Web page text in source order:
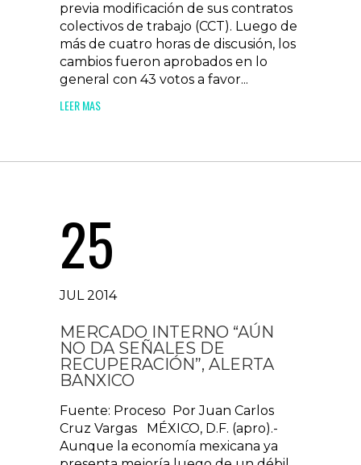
previa modificación de sus contratos
colectivos de trabajo (CCT). Luego de
más de cuatro horas de discusión, los
cambios fueron aprobados en lo
general con 43 votos a favor...
LEER MAS
25
JUL 2014
MERCADO INTERNO “AÚN
NO DA SEÑALES DE
RECUPERACIÓN”, ALERTA
BANXICO
Fuente: Proceso Por Juan Carlos
Cruz Vargas MÉXICO, D.F. (apro).-
Aunque la economía mexicana ya